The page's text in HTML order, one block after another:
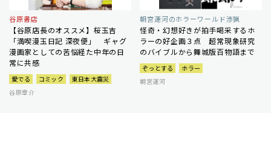
谷原書店
【谷原店長のオススメ】桜玉吉
「満喫漫玉日記 深夜便」 ギャグ
漫画家としての苦悩経た中年の日
常に共感
愛でる コミック
東日本大震災
谷原章介
朝宮運河のホラーワールド渉猟
怪奇・幻想好きが拍手喝采するホ
ラーの好企画３点 超常現象研究
のバイブルから舞城版百物語まで
ぞっとする
ホラー
朝宮運河